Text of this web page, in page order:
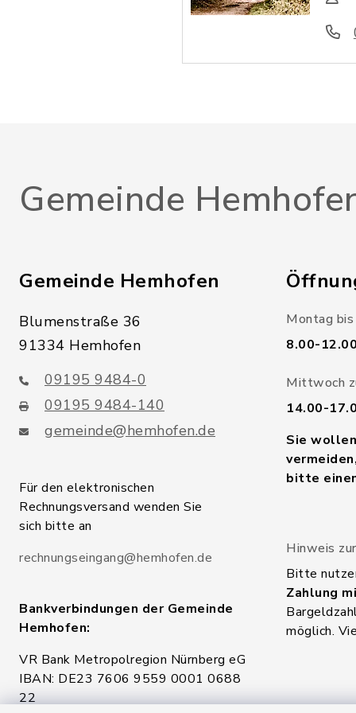
Gemeinde
Gemeinde Hemhofen
Blumenstraße 36
91334 Hemhofen
09195 9484-0
09195 9484-140
gemeinde@hemhofen.de
Für den elektronischen
Rechnungsversand wenden Sie
sich bitte an
rechnungseingang@hemhofen.de
Bankverbindungen der Gemeinde
Hemhofen:
VR Bank Metropolregion Nürnberg eG
IBAN: DE23 7606 9559 0001 0688
22
Montag
8.00-
Mittwoch
14.00-
Sie
bitte
Hinweis
Bitte
Zahlung
möglich.